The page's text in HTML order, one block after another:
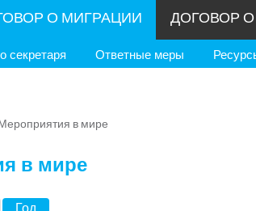
О МИГРАЦИИ
секретаря Ответные меры
ДОГОВОР
в мире
в мире